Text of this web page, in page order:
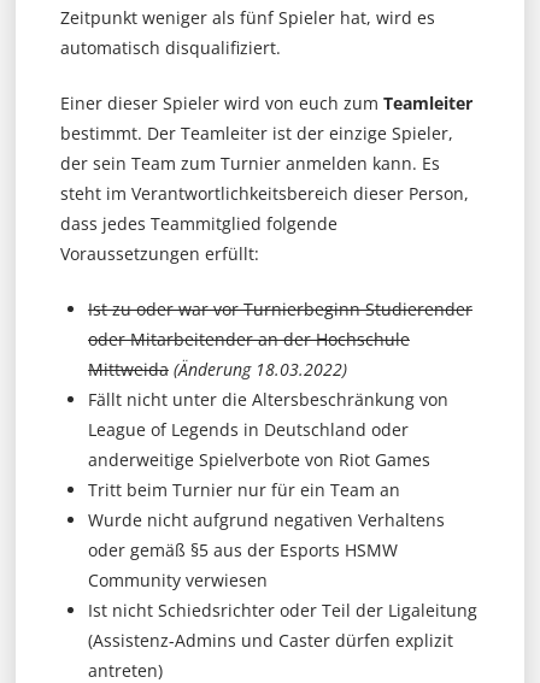
Zeitpunkt weniger als fünf Spieler hat, wird es
automatisch disqualifiziert.
Einer dieser Spieler wird von euch zum Teamleiter
bestimmt. Der Teamleiter ist der einzige Spieler,
der sein Team zum Turnier anmelden kann. Es
steht im Verantwortlichkeitsbereich dieser Person,
dass jedes Teammitglied folgende
Voraussetzungen erfüllt:
Ist zu oder war vor Turnierbeginn Studierender
oder Mitarbeitender an der Hochschule
Mittweida (Änderung 18.03.2022)
Fällt nicht unter die Altersbeschränkung von
League of Legends in Deutschland oder
anderweitige Spielverbote von Riot Games
Tritt beim Turnier nur für ein Team an
Wurde nicht aufgrund negativen Verhaltens
oder gemäß §5 aus der Esports HSMW
Community verwiesen
Ist nicht Schiedsrichter oder Teil der Ligaleitung
(Assistenz-Admins und Caster dürfen explizit
antreten)